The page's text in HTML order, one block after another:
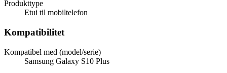
Produkttype
Etui til mobiltelefon
Kompatibilitet
Kompatibel med (model/serie)
Samsung Galaxy S10 Plus